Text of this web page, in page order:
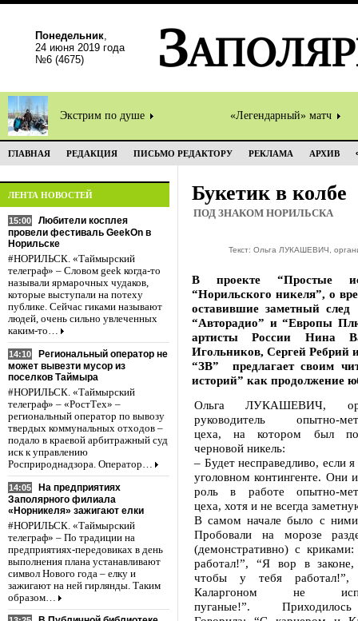
Понедельник,
24 июня 2019 года
№6 (4675)
Экстрим по душе «Легендарный» матч
ГЛАВНАЯ РЕДАКЦИЯ ПИСЬМО РЕДАКТОРУ РЕКЛАМА АРХИВ
ЛЕНТА НОВОСТЕЙ
15:00
Любители косплея
провели фестиваль GeekOn в
Норильске
#НОРИЛЬСК. «Таймырский
телеграф» – Словом geek когда-то
называли ярмарочных чудаков,
которые выступали на потеху
публике. Сейчас гиками называют
людей, очень сильно увлеченных
каким-то…
14:10
Региональный оператор не
может вывезти мусор из
поселков Таймыра
#НОРИЛЬСК. «Таймырский
телеграф» – «РостТех» –
региональный оператор по вывозу
твердых коммунальных отходов –
подало в краевой арбитражный суд
иск к управлению
Росприроднадзора. Оператор…
14:05
На предприятиях
Заполярного филиала
«Норникеля» зажигают елки
#НОРИЛЬСК. «Таймырский
телеграф» – По традиции на
предприятиях-передовиках в день
выполнения плана устанавливают
символ Нового года – елку и
зажигают на ней гирлянды. Таким
образом…
Букетик в колбе
ПОД ЗНАКОМ НОРИЛЬСКА
Текст: Ольга ЛУКАШЕВИЧ,
В проекте “Простые
“Норильского никеля”, о
оставившие заметный
“Авторадио” и “Европы
артисты России Нина
Игольников, Сергей Ребрий
“ЗВ” предлагает своим
историй” как продолжение
Ольга ЛУКАШЕВИЧ,
руководитель опытно-
цеха, на котором был
черновой никель:
– Будет несправедливо, если
уголовном контингенте. Они
роль в работе опытно-
цеха, хотя и не всегда
В самом начале было с
Пробовали на морозе
(демонстративно) с
работал!”, “Я вор в
чтобы у тебя работал!”,
Каларгоном не
пуганые!”. Приходилось